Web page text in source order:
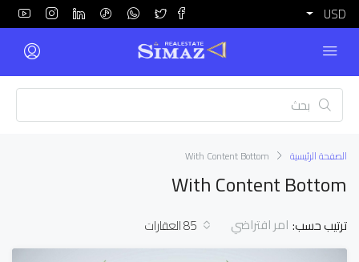
USD
الصفحة الرئيسية With Content Bottom
With Content Bottom
85 العقارات ترتيب حسب: امر افتراضي